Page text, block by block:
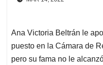
Ana Victoria Beltrán le
puesto en la Cámara de
pero su fama no le